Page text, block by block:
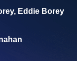
Eddie Borey